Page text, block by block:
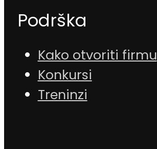
Podrška
Kako otvoriti firmu
Konkursi
Treninzi